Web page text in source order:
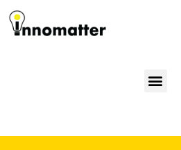
Menu